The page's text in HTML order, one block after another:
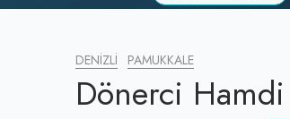
DENIZLI PAMUKKALE
Dönerci Hamdi